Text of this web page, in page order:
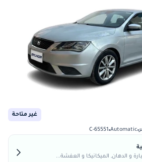
غير متاحة
Automatic
C-65551
الدهان, الميكانيكا و العفشة...